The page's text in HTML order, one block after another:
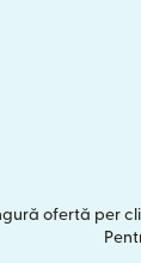
ofertă per